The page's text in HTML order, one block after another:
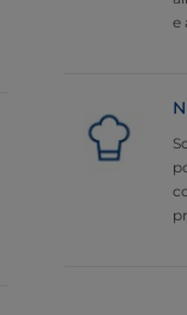
e